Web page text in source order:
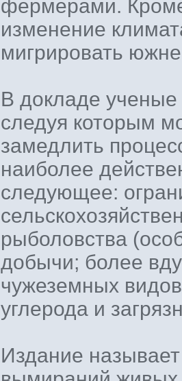
фермерами.
изменение
мигрировать
В докладе
следуя которым
замедлить
наиболее
следующее:
рыболовства
добычи; более
чужеземных
углерода и
Издание